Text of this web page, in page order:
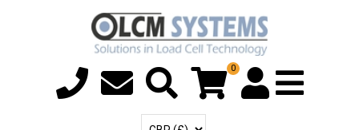
0
Account utente
Menu
Seleziona la valuta